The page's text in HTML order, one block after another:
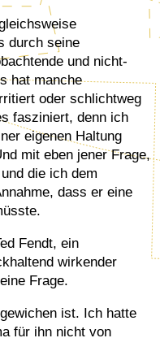
durch seine
und nicht-
hat manche
oder schlichtweg
fasziniert, denn ich
eigenen Haltung
mit eben jener Frage,
die ich dem
dass er eine
Fendt, ein
wirkender
Frage.
ist. Ich hatte
für ihn nicht von